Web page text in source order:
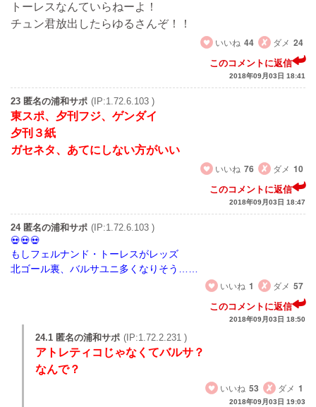
トーレスなんていらねーよ！
チュン君放出したらゆるさんぞ！！
いいね 44 ダメ 24
このコメントに返信
2018年09月03日 18:41
23 匿名の浦和サポ (IP:1.72.6.103 )
東スポ、夕刊フジ、ゲンダイ
夕刊３紙
ガセネタ、あてにしない方がいい
いいね 76 ダメ 10
このコメントに返信
2018年09月03日 18:47
24 匿名の浦和サポ (IP:1.72.6.103 )
もしフェルナンド・トーレスがレッズ
北ゴール裏、バルサユニ多くなりそう……
いいね 1 ダメ 57
このコメントに返信
2018年09月03日 18:50
24.1 匿名の浦和サポ (IP:1.72.2.231 )
アトレティコじゃなくてバルサ？
なんで？
いいね 53 ダメ 1
2018年09月03日 19:03